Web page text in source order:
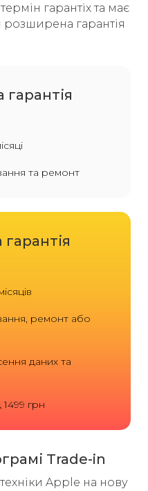
гарантіх та має
розширена гарантія
гарантія
та ремонт
ремонт або
даних та
грн
Trade-in
Apple на нову